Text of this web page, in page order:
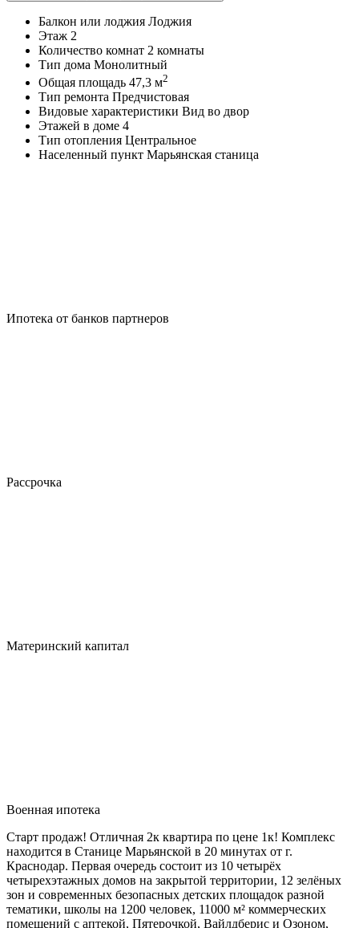
Балкон или лоджия Лоджия
Этаж 2
Количество комнат 2 комнаты
Тип дома Монолитный
Общая площадь 47,3 м2
Тип ремонта Предчистовая
Видовые характеристики Вид во двор
Этажей в доме 4
Тип отопления Центральное
Населенный пункт Марьянская станица
Ипотека от банков партнеров
Рассрочка
Материнский капитал
Военная ипотека
Старт продаж! Отличная 2к квартира по цене 1к! Комплекс
находится в Станице Марьянской в 20 минутах от г.
Краснодар. Первая очередь состоит из 10 четырёх
четырехэтажных домов на закрытой территории, 12 зелёных
зон и современных безопасных детских площадок разной
тематики, школы на 1200 человек, 11000 м² коммерческих
помещений с аптекой, Пятерочкой, Вайлдберис и Озоном,